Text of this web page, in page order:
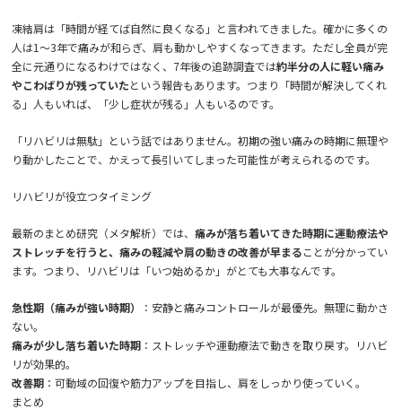
凍結肩は「時間が経てば自然に良くなる」と言われてきました。確かに多くの
人は1〜3年で痛みが和らぎ、肩も動かしやすくなってきます。ただし全員が完
全に元通りになるわけではなく、7年後の追跡調査では約半分の人に軽い痛み
やこわばりが残っていたという報告もあります。つまり「時間が解決してくれ
る」人もいれば、「少し症状が残る」人もいるのです。
「リハビリは無駄」という話ではありません。初期の強い痛みの時期に無理や
り動かしたことで、かえって長引いてしまった可能性が考えられるのです。
リハビリが役立つタイミング
最新のまとめ研究（メタ解析）では、 痛みが落ち着いてきた時期に運動療法や
ストレッチを行うと、痛みの軽減や肩の動きの改善が早まることが分かってい
ます。つまり、リハビリは「いつ始めるか」がとても大事なんです。
急性期（痛みが強い時期）
：安静と痛みコントロールが最優先。無理に動かさ
ない。
痛みが少し落ち着いた時期：ストレッチや運動療法で動きを取り戻す。リハビ
リが効果的。
改善期：可動域の回復や筋力アップを目指し、肩をしっかり使っていく。
まとめ